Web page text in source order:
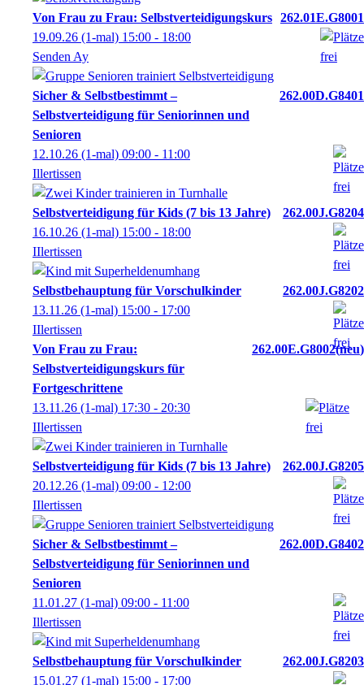
Von Frau zu Frau: Selbstverteidigungskurs 262.01E.G8001
19.09.26 (1-mal) 15:00 - 18:00
Senden Ay
Sicher & Selbstbestimmt –
Selbstverteidigung für Seniorinnen und
Senioren
262.00D.G8401
12.10.26 (1-mal) 09:00 - 11:00
Illertissen
Selbstverteidigung für Kids (7 bis 13 Jahre)
262.00J.G8204
16.10.26 (1-mal) 15:00 - 18:00
IIlertissen
Selbstbehauptung für Vorschulkinder
262.00J.G8202
13.11.26 (1-mal) 15:00 - 17:00
IIlertissen
Von Frau zu Frau:
Selbstverteidigungskurs für
Fortgeschrittene
262.00E.G8002 neu
13.11.26 (1-mal) 17:30 - 20:30
IIlertissen
Selbstverteidigung für Kids (7 bis 13 Jahre)
262.00J.G8205
20.12.26 (1-mal) 09:00 - 12:00
IIlertissen
Sicher & Selbstbestimmt –
Selbstverteidigung für Seniorinnen und
Senioren
262.00D.G8402
11.01.27 (1-mal) 09:00 - 11:00
Illertissen
Selbstbehauptung für Vorschulkinder
262.00J.G8203
15.01.27 (1-mal) 15:00 - 17:00